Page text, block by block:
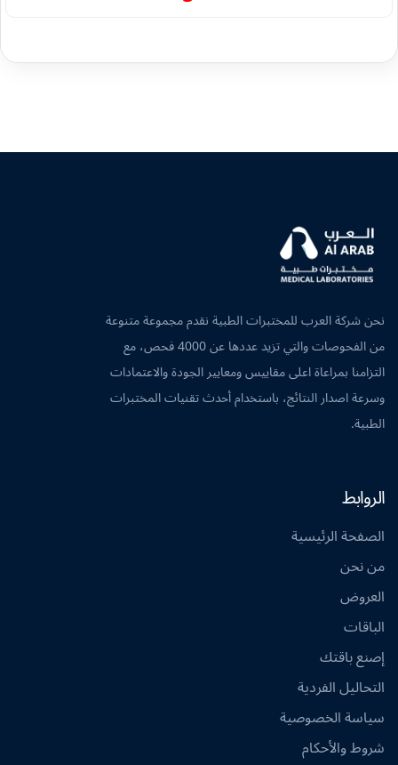
نحن شركة العرب للمختبرات الطبية نقدم مجموعة متنوعة
من الفحوصات والتي تزيد عددها عن 4000 فحص، مع
التزامنا بمراعاة اعلى مقاييس ومعايير الجودة والاعتمادات
وسرعة اصدار النتائج، باستخدام أحدث تقنيات المختبرات
الطبية.
الروابط
الصفحة الرئيسية
من نحن
العروض
الباقات
إصنع باقتك
التحاليل الفردية
سياسة الخصوصية
شروط والأحكام